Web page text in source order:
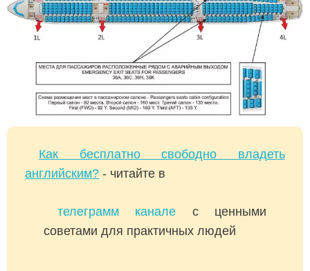
Как бесплатно свободно владеть
английским? - читайте в
телеграмм канале с ценными
советами для практичных людей